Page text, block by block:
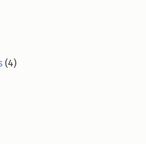
(4)